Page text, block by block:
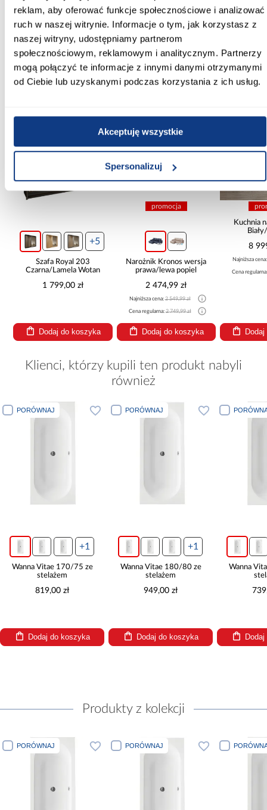
reklam, aby oferować funkcje społecznościowe i analizować
ruch w naszej witrynie. Informacje o tym, jak korzystasz z
naszej witryny, udostępniamy partnerom
społecznościowym, reklamowym i analitycznym. Partnerzy
mogą połączyć te informacje z innymi danymi otrzymanymi
od Ciebie lub uzyskanymi podczas korzystania z ich usług.
Akceptuję wszystkie
Spersonalizuj
17
Zobacz więcej >
Inni Klienci sprawdzali również
+5
Szafa Royal 203
Czarna/Lamela Wotan
1 799,00 zł
Dodaj do koszyka
promocja
Narożnik Kronos wersja
prawa/lewa popiel
2 474,99 zł
Najniższa cena:2 549,99 zł
Cena regularna:2 749,99 zł
Dodaj do koszyka
Kuchnia
8
Najniższa
Cena
Klienci, którzy kupili ten produkt nabyli
również
PORÓWNAJ
+1
Wanna Vitae 170/75 ze
stelażem
819,00 zł
Dodaj do koszyka
PORÓWNAJ
+1
Wanna Vitae 180/80 ze
stelażem
949,00 zł
Dodaj do koszyka
Wanna
Produkty z kolekcji
PORÓWNAJ PORÓWNAJ